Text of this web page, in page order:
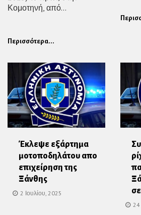
Κομοτηνή, από...
Περισσότερα...
Έκλεψε εξάρτημα
μοτοποδηλάτου απο
επιχείρηση της
Ξάνθης
2 Ιουλίου, 2025
24